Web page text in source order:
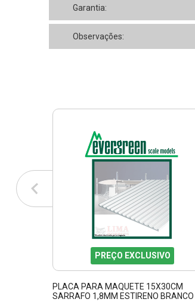
Garantia:
Observações:
PREÇO EXCLUSIVO
PLACA PARA MAQUETE 15X30CM
SARRAFO 1,8MM ESTIRENO BRANCO